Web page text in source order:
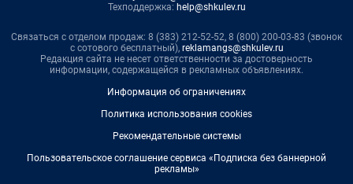
Техподдержка: help@shkulev.ru
Связаться с отделом продаж: 8 (383) 212-52-52, 8 (800) 200-03-83 (звонок
с сотового бесплатный), reklamangs@shkulev.ru
Редакция сайта не несет ответственности за достоверность
информации, содержащейся в рекламных объявлениях.
Информация об ограничениях
Политика использования cookies
Рекомендательные системы
Пользовательское соглашение сервиса «Подписка без баннерной
рекламы»